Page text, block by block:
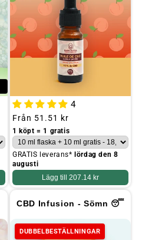
4
Ordinarie
pris
Från 51.51 kr
1 köpt = 1 gratis
GRATIS leverans* lördag den 8
augusti
Lägg till 207.14 kr
CBD Infusion - Sömn 😴
DUBBELBESTÄLLNINGAR